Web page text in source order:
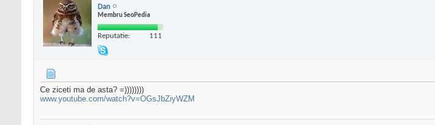
Dan
Membru SeoPedia
Reputatie: 111
Ce ziceti ma de asta? =))))))))
www.youtube.com/watch?v=OGsJbZiyWZM